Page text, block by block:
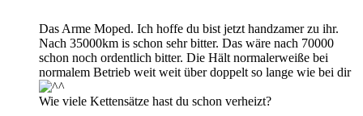
Das Arme Moped. Ich hoffe du bist jetzt handzamer zu ihr.
Nach 35000km is schon sehr bitter. Das wäre nach 70000
schon noch ordentlich bitter. Die Hält normalerweiße bei
normalem Betrieb weit weit über doppelt so lange wie bei dir
Wie viele Kettensätze hast du schon verheizt?